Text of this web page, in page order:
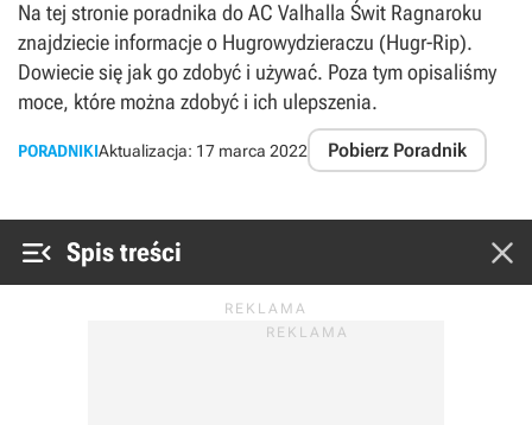
Na tej stronie poradnika do AC Valhalla Świt Ragnaroku
znajdziecie informacje o Hugrowydzieraczu (Hugr-Rip).
Dowiecie się jak go zdobyć i używać. Poza tym opisaliśmy
moce, które można zdobyć i ich ulepszenia.
PORADNIKIAktualizacja: 17 marca 2022 Pobierz Poradnik
 Spis treści 